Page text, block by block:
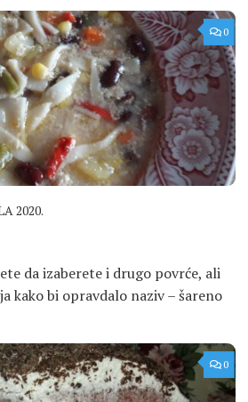
0
2020.
da izaberete i drugo povrće, ali
kako bi opravdalo naziv – šareno
0